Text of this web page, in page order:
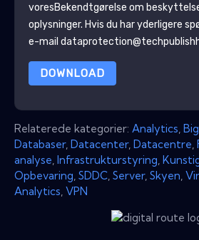
voresBekendtgørelse om
oplysninger. Hvis du har yderligere
e-mail
DOWNLOAD
Relaterede kategorier: Analytics
Databaser, Datacenter, Datacentre
analyse Infrastrukturstyring
Opbevaring SDDC Server, Skyen
Analytics VPN